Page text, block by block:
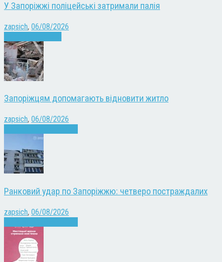
У Запоріжжі поліцейські затримали палія
zapsich, 06/08/2026
Запоріжцям допомагають відновити житло
zapsich, 06/08/2026
Ранковий удар по Запоріжжю: четверо постраждалих
zapsich, 06/08/2026